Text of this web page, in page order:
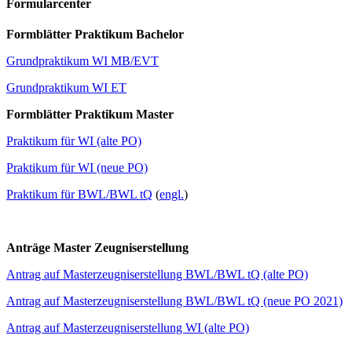
Formularcenter
Formblätter Praktikum Bachelor
Grundpraktikum WI MB/EVT
Grundpraktikum WI ET
Formblätter Praktikum Master
Praktikum für WI (alte PO)
Praktikum für WI (neue PO)
Praktikum für BWL/BWL tQ (engl.)
Anträge Master Zeugniserstellung
Antrag auf Masterzeugniserstellung BWL/BWL tQ (alte PO)
Antrag auf Masterzeugniserstellung BWL/BWL tQ (neue PO 2021)
Antrag auf Masterzeugniserstellung WI (alte PO)